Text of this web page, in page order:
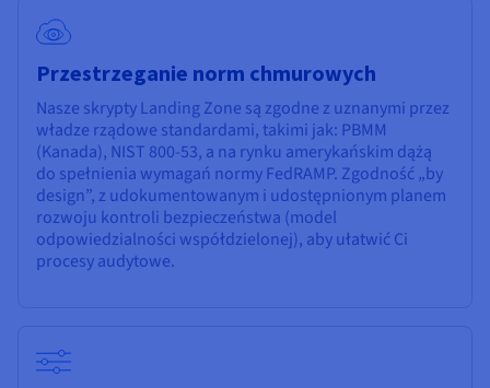
Przestrzeganie norm chmurowych
Nasze skrypty Landing Zone są zgodne z uznanymi przez
władze rządowe standardami, takimi jak: PBMM
(Kanada), NIST 800-53, a na rynku amerykańskim dążą
do spełnienia wymagań normy FedRAMP. Zgodność „by
design”, z udokumentowanym i udostępnionym planem
rozwoju kontroli bezpieczeństwa (model
odpowiedzialności współdzielonej), aby ułatwić Ci
procesy audytowe.